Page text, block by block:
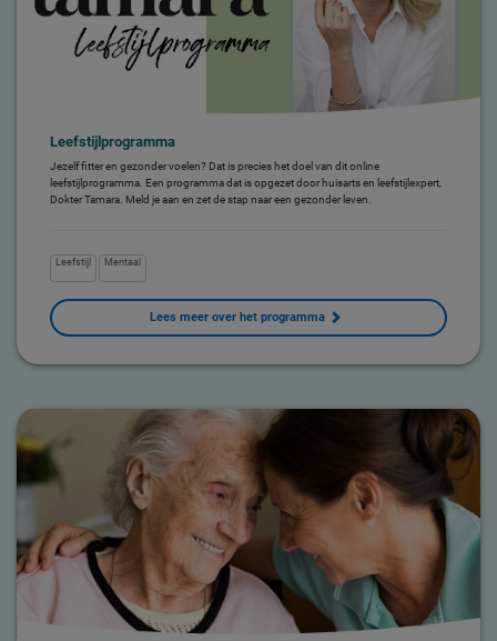
Leefstijlprogramma
Jezelf fitter en gezonder voelen? Dat is precies het doel van dit online
leefstijlprogramma. Een programma dat is opgezet door huisarts en leefstijlexpert,
Dokter Tamara. Meld je aan en zet de stap naar een gezonder leven.
Leefstijl Mentaal
Lees meer over het programma